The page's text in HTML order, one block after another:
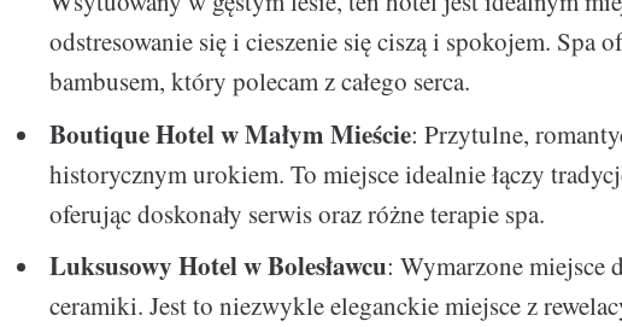
odstresowanie się i cieszenie się ciszą i spokojem. Spa
bambusem, który polecam z całego serca.
Boutique Hotel w Małym Mieście: Przytulne,
historycznym urokiem. To miejsce idealnie łączy
oferując doskonały serwis oraz różne terapie spa.
Luksusowy Hotel w Bolesławcu: Wymarzone miejsce
ceramiki. Jest to niezwykle eleganckie miejsce z